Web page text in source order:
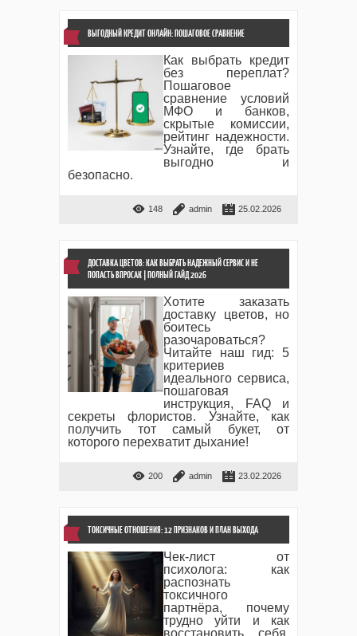
ВЫГОДНЫЙ КРЕДИТ ОНЛАЙН: ПОШАГОВОЕ СРАВНЕНИЕ
Как выбрать кредит
без переплат?
Пошаговое
сравнение условий
МФО и банков,
скрытые комиссии,
рейтинг надежности.
Узнайте, где брать
выгодно и
безопасно.
148 admin 25.02.2026
ДОСТАВКА ЦВЕТОВ: КАК ВЫБРАТЬ НАДЕЖНЫЙ СЕРВИС И НЕ
ПОПАСТЬ ВПРОСАК | ПОЛНЫЙ ГАЙД 2026
Хотите заказать
доставку цветов, но
боитесь
разочароваться?
Читайте наш гид: 5
критериев
идеального сервиса,
пошаговая
инструкция, FAQ и
секреты флористов. Узнайте, как
получить тот самый букет, от
которого перехватит дыхание!
200 admin 23.02.2026
ТОКСИЧНЫЕ ОТНОШЕНИЯ: 12 ПРИЗНАКОВ И ПЛАН ВЫХОДА
Чек-лист от
психолога: как
распознать
токсичного
партнёра, почему
трудно уйти и как
восстановить себя.